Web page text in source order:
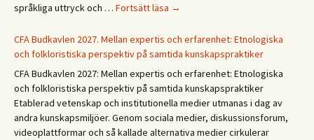
språkliga uttryck och … Fortsätt läsa Forskningsprogrammet
i
dialog
→
CFA Budkavlen 2027. Mellan expertis och erfarenhet: Etnologiska
och folkloristiska perspektiv på samtida kunskapspraktiker
CFA Budkavlen 2027: Mellan expertis och erfarenhet: Etnologiska
och folkloristiska perspektiv på samtida kunskapspraktiker
Etablerad vetenskap och institutionella medier utmanas i dag av
andra kunskapsmiljöer. Genom sociala medier, diskussionsforum,
videoplattformar och så kallade alternativa medier cirkulerar